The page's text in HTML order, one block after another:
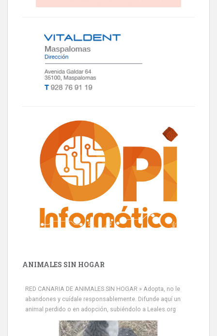
ANIMALES SIN HOGAR
RED CANARIA DE ANIMALES SIN HOGAR » Adopta, no le
abandones y cuídale responsablemente. Difunde aquí un
animal perdido o en adopción, subiéndolo a Leales.org